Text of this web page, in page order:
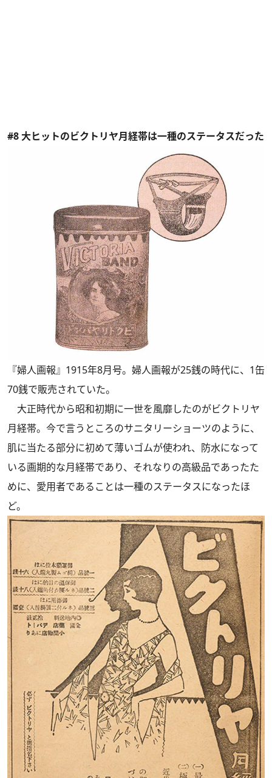
#8 大ヒットのビクトリヤ月経帯は一種のステータスだった
『婦人画報』1915年8月号。婦人画報が25銭の時代に、1缶
70銭で販売されていた。
大正時代から昭和初期に一世を風靡したのがビクトリヤ
月経帯。今で言うところのサニタリーショーツのように、
肌に当たる部分に初めて薄いゴムが使われ、防水になって
いる画期的な月経帯であり、それなりの高級品であったた
めに、愛用者であることは一種のステータスになったほ
ど。